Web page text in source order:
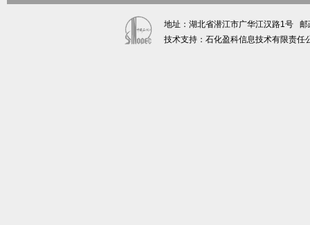
地址：湖北省潜江市广华江汉路1号
技术支持：石化盈科信息技术有限责任